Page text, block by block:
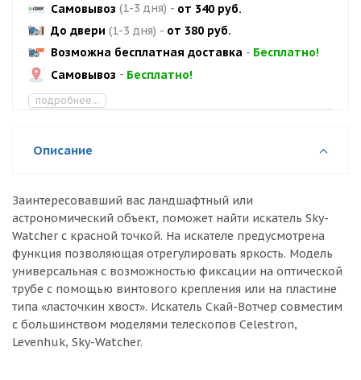
Самовывоз (1-3 дня) - от 340 руб.
До двери (1-3 дня) - от 380 руб.
Возможна бесплатная доставка - Бесплатно!
Самовывоз - Бесплатно!
подробнее...
Описание
Заинтересовавший вас ландшафтный или
астрономический объект, поможет найти искатель Sky-
Watcher с красной точкой. На искателе предусмотрена
функция позволяющая отрегулировать яркость. Модель
универсальная с возможностью фиксации на оптической
трубе с помощью винтового крепления или на пластине
типа «ласточкин хвост». Искатель Скай-Вотчер совместим
с большинством моделями телескопов Celestron,
Levenhuk, Sky-Watcher.